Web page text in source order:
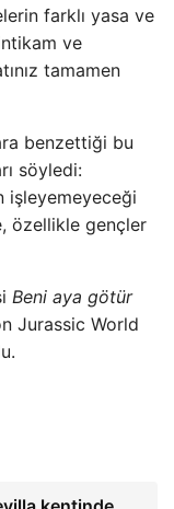
farklı yasa ve
ve
tamamen
benzettiği bu
söyledi:
işleyemeyeceği
özellikle gençler
Beni aya götür
Jurassic World